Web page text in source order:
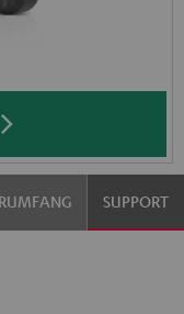
SUPPORT